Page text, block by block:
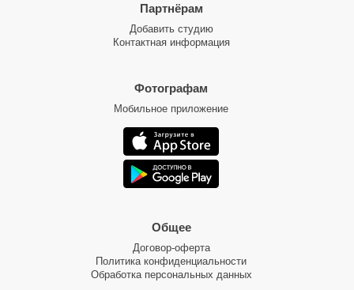
Партнёрам
Добавить студию
Контактная информация
Фотографам
Мобильное приложение
Общее
Договор-оферта
Политика конфиденциальности
Обработка персональных данных